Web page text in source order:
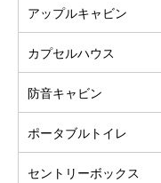
アップルキャビン
カプセルハウス
防音キャビン
ポータブルトイレ
セントリーボックス